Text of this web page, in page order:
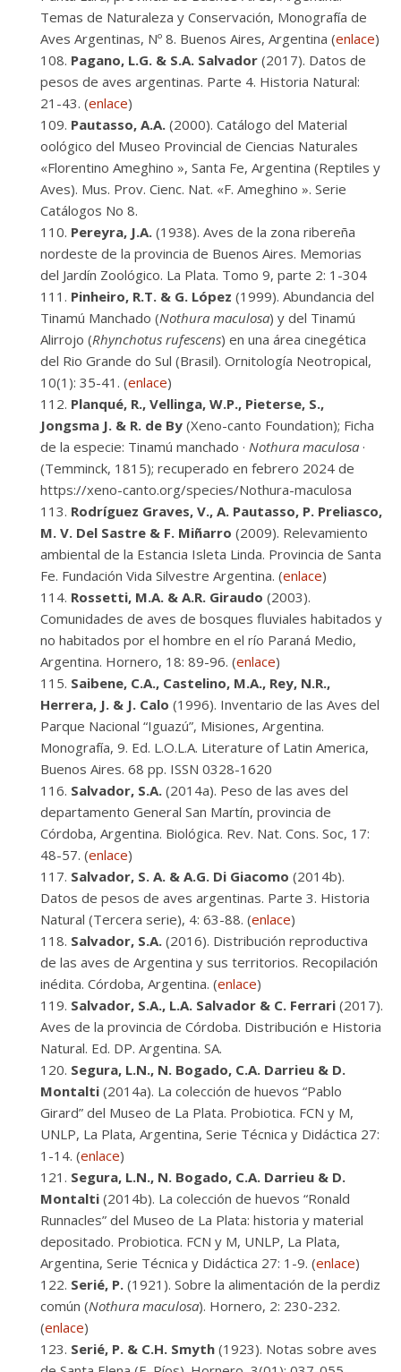
Temas de Naturaleza y Conservación, Monografía de
Aves Argentinas, Nº 8. Buenos Aires, Argentina (enlace)
Pagano, L.G. & S.A. Salvador (2017). Datos de
pesos de aves argentinas. Parte 4. Historia Natural:
21-43. (enlace)
Pautasso, A.A. (2000). Catálogo del Material
oológico del Museo Provincial de Ciencias Naturales
«Florentino Ameghino », Santa Fe, Argentina (Reptiles y
Aves). Mus. Prov. Cienc. Nat. «F. Ameghino ». Serie
Catálogos No 8.
Pereyra, J.A. (1938). Aves de la zona ribereña
nordeste de la provincia de Buenos Aires. Memorias
del Jardín Zoológico. La Plata. Tomo 9, parte 2: 1-304
Pinheiro, R.T. & G. López (1999). Abundancia del
Tinamú Manchado (Nothura maculosa) y del Tinamú
Alirrojo (Rhynchotus rufescens) en una área cinegética
del Rio Grande do Sul (Brasil). Ornitología Neotropical,
10(1): 35-41. (enlace)
Planqué, R., Vellinga, W.P., Pieterse, S.,
Jongsma J. & R. de By (Xeno-canto Foundation); Ficha
de la especie: Tinamú manchado · Nothura maculosa ·
(Temminck, 1815); recuperado en febrero 2024 de
https://xeno-canto.org/species/Nothura-maculosa
Rodríguez Graves, V., A. Pautasso, P. Preliasco,
M. V. Del Sastre & F. Miñarro (2009). Relevamiento
ambiental de la Estancia Isleta Linda. Provincia de Santa
Fe. Fundación Vida Silvestre Argentina. (enlace)
Rossetti, M.A. & A.R. Giraudo (2003).
Comunidades de aves de bosques fluviales habitados y
no habitados por el hombre en el río Paraná Medio,
Argentina. Hornero, 18: 89-96. (enlace)
Saibene, C.A., Castelino, M.A., Rey, N.R.,
Herrera, J. & J. Calo (1996). Inventario de las Aves del
Parque Nacional “Iguazú”, Misiones, Argentina.
Monografía, 9. Ed. L.O.L.A. Literature of Latin America,
Buenos Aires. 68 pp. ISSN 0328-1620
Salvador, S.A. (2014a). Peso de las aves del
departamento General San Martín, provincia de
Córdoba, Argentina. Biológica. Rev. Nat. Cons. Soc, 17:
48-57. (enlace)
Salvador, S. A. & A.G. Di Giacomo (2014b).
Datos de pesos de aves argentinas. Parte 3. Historia
Natural (Tercera serie), 4: 63-88. (enlace)
Salvador, S.A. (2016). Distribución reproductiva
de las aves de Argentina y sus territorios. Recopilación
inédita. Córdoba, Argentina. (enlace)
Salvador, S.A., L.A. Salvador & C. Ferrari (2017).
Aves de la provincia de Córdoba. Distribución e Historia
Natural. Ed. DP. Argentina. SA.
Segura, L.N., N. Bogado, C.A. Darrieu & D.
Montalti (2014a). La colección de huevos “Pablo
Girard” del Museo de La Plata. Probiotica. FCN y M,
UNLP, La Plata, Argentina, Serie Técnica y Didáctica 27:
1-14. (enlace)
Segura, L.N., N. Bogado, C.A. Darrieu & D.
Montalti (2014b). La colección de huevos “Ronald
Runnacles” del Museo de La Plata: historia y material
depositado. Probiotica. FCN y M, UNLP, La Plata,
Argentina, Serie Técnica y Didáctica 27: 1-9. (enlace)
Serié, P. (1921). Sobre la alimentación de la perdiz
común (Nothura maculosa). Hornero, 2: 230-232.
(enlace)
Serié, P. & C.H. Smyth (1923). Notas sobre aves